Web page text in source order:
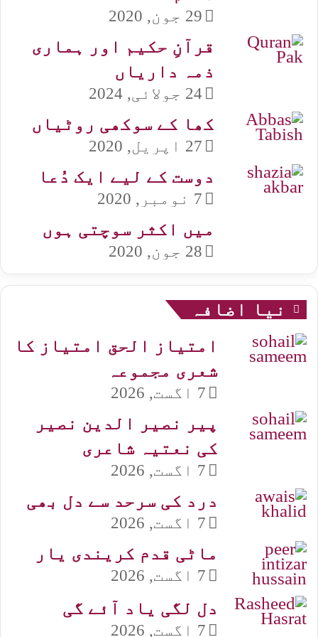
29 جون, 2020
قرآنِ حکیم اور ہماری
ذمہ داریاں
24 جولائی, 2024
کھا کے سوکھی روٹیاں
27 اپریل, 2020
دوست کے لیے ایک دُعا
7 نومبر, 2020
میں اکثر سوچتی ہوں
28 جون, 2020
نیا اضافہ
امتیاز الحق امتیاز کا
شعری مجموعہ
7 اگست, 2026
پیر نصیر الدین نصیر
کی نعتیہ شاعری
7 اگست, 2026
درد کی سرحد سے دل بھی
7 اگست, 2026
ماٹی قدم کریندی یار
7 اگست, 2026
دل لگی یاد آئے گی
7 اگست, 2026